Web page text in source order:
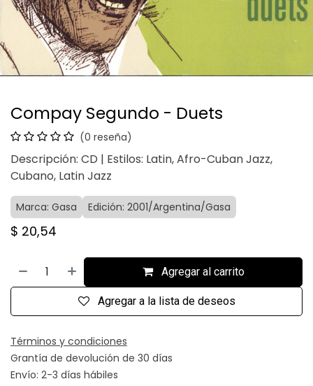
Compay Segundo - Duets
(0 reseña)
Descripción: CD | Estilos: Latin, Afro-Cuban Jazz,
Cubano, Latin Jazz
Marca: Gasa Edición: 2001/Argentina/Gasa
$ 20,54
Agregar al carrito
Agregar a la lista de deseos
Términos y condiciones
Grantía de devolución de 30 días
Envío: 2-3 días hábiles